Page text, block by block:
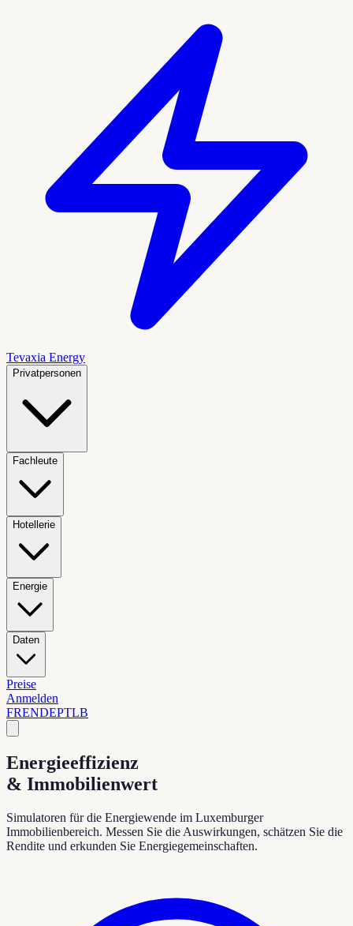
Tevaxia Energy
Privatpersonen
Fachleute
Hotellerie
Energie
Daten
Preise
Anmelden
FRENDEPTLB
Energieeffizienz
& Immobilienwert
Simulatoren für die Energiewende im Luxemburger
Immobilienbereich. Messen Sie die Auswirkungen, schätzen Sie die
Rendite und erkunden Sie Energiegemeinschaften.